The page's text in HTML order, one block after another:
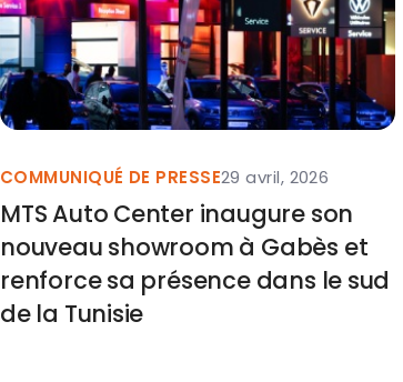
COMMUNIQUÉ DE PRESSE29 avril, 2026
MTS Auto Center inaugure son
nouveau showroom à Gabès et
renforce sa présence dans le sud
de la Tunisie